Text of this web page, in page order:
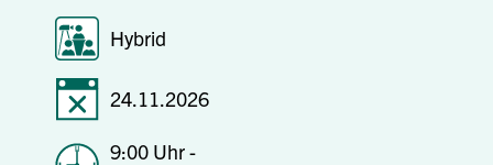
Hybrid
24.11.2026
9:00 Uhr -